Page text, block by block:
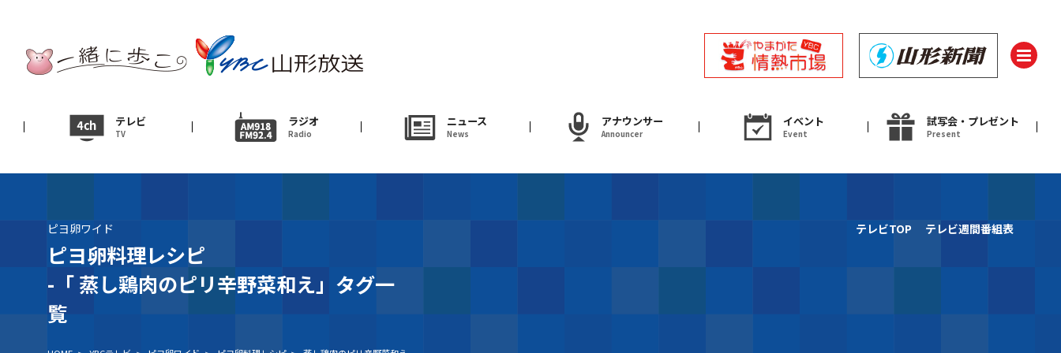
テレビ
TV
ラジオ
Radio
ニュース
News
アナウンサー
Announcer
イベント
Event
試写会・プレゼント
Present
テレビ
ニュース
News
アナウンサー
Announcer
イベント 試写会・プレゼント
ＹＢＣオンデマンド
ピヨ卵ワイド
ピヨ卵料理レシピ
-「蒸し鶏肉のピリ辛野菜和え」タグ一
覧
テレビTOP テレビ週間番組表